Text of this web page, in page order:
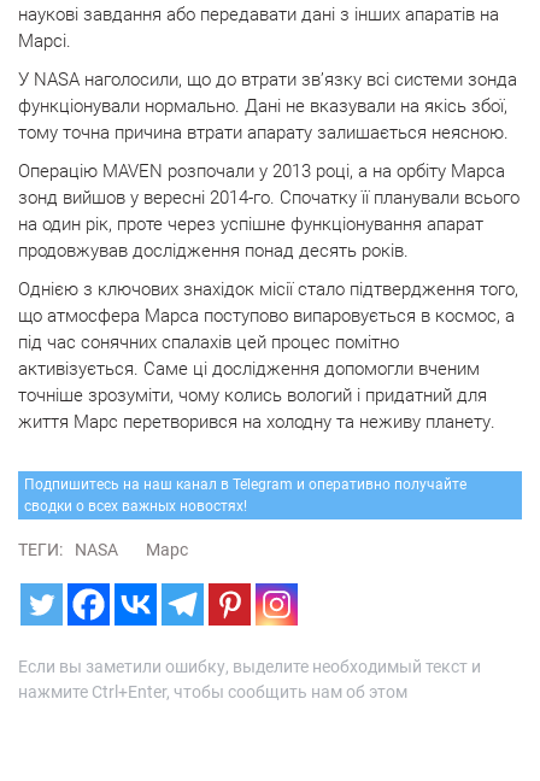
наукові завдання або передавати дані з інших апаратів на
Марсі.
У NASA наголосили, що до втрати зв’язку всі системи зонда
функціонували нормально. Дані не вказували на якісь збої,
тому точна причина втрати апарату залишається неясною.
Операцію MAVEN розпочали у 2013 році, а на орбіту Марса
зонд вийшов у вересні 2014-го. Спочатку її планували всього
на один рік, проте через успішне функціонування апарат
продовжував дослідження понад десять років.
Однією з ключових знахідок місії стало підтвердження того,
що атмосфера Марса поступово випаровується в космос, а
під час сонячних спалахів цей процес помітно
активізується. Саме ці дослідження допомогли вченим
точніше зрозуміти, чому колись вологий і придатний для
життя Марс перетворився на холодну та неживу планету.
Подпишитесь на наш канал в Telegram и оперативно получайте
сводки о всех важных новостях!
ТЕГИ: NASA Марс
Если вы заметили ошибку, выделите необходимый текст и
нажмите Ctrl+Enter, чтобы сообщить нам об этом